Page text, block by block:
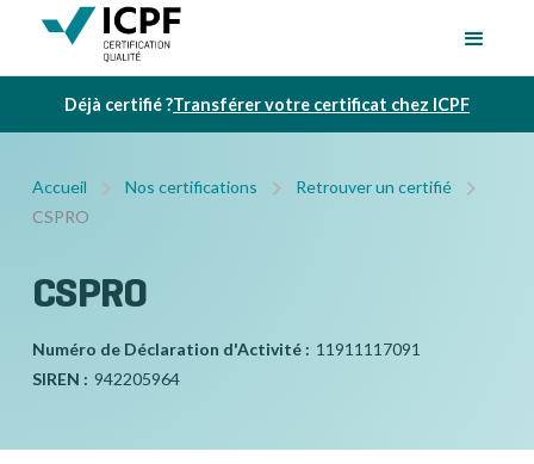
Déjà certifié ?Transférer votre certificat chez ICPF
Accueil Nos certifications
Retrouver un certifié
CSPRO
CSPRO
Numéro de Déclaration d'Activité : 11911117091
SIREN : 942205964